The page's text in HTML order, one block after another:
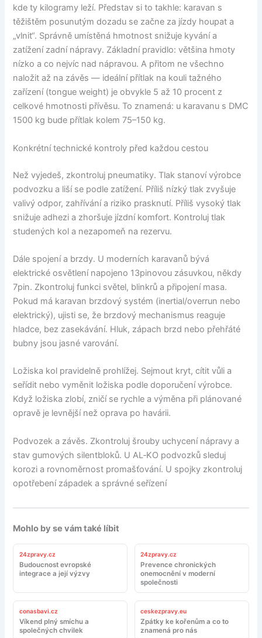
kde ty kilogramy leží. Představ si to takhle: karavan s
těžištěm posunutým dozadu se začne za jízdy houpat a
„vlnit“. Správně umístěná hmotnost snižuje kyvání a
zatížení zadní nápravy. Základní pravidlo: většina hmoty
nízko a co nejvíc nad nápravou. A přitom ne všechno
naložit až na závěs — ideální přítlak na kouli tažného
zařízení (tongue weight) je obvykle 5 až 10 procent z
celkové hmotnosti přívěsu. To znamená: u karavanu s DMC
1500 kg bude přítlak kolem 75–150 kg.
Konkrétní technické kontroly před každou cestou
Než vyjedeš, zkontroluj pneumatiky. Tlak stanoví výrobce
podvozku a liší se podle zatížení. Příliš nízký tlak zvyšuje
valivý odpor, zahřívání a riziko prasknutí. Příliš vysoký tlak
snižuje adhezi a zhoršuje jízdní komfort. Kontroluj tlak
studených kol a nezapomeň na rezervu.
Dále spojení a brzdy. U moderních karavanů bývá
elektrické osvětlení napojeno 13pinovou zásuvkou, někdy
7pin. Zkontroluj funkci světel, blinkrů a připojení masa.
Pokud má karavan brzdový systém (inertial/overrun nebo
elektrický), ujisti se, že brzdový mechanismus reaguje
hladce, bez zasekávání. Hluk, zápach brzd nebo přehřáté
bubny jsou jasné varování.
Ložiska kol pravidelně prohlížej. Sejmout kryt, cítit vůli a
seřídit nebo vyměnit ložiska podle doporučení výrobce.
Když ložiska zlobí, zničí se rychle a výměna při plánované
opravě je levnější než oprava po havárii.
Podvozek a závěs. Zkontroluj šrouby uchycení nápravy a
stav gumových silentbloků. U AL‑KO podvozků sleduj
korozi a rovnoměrnost promašťování. U spojky zkontroluj
opotřebení západek a správné seřízení
Mohlo by se vám také líbit
24zpravy.cz
Budoucnost evropské
integrace a její výzvy
24zpravy.cz
Prevence chronických
onemocnění v moderní
společnosti
conasbavi.cz
Víkend plný smíchu a
společných chvilek
ceskezpravy.eu
Zpátky ke kořenům a co to
znamená pro nás